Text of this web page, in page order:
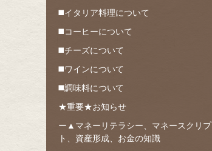
◼️イタリア料理について
◼️コーヒーについて
◼️チーズについて
◼️ワインについて
◼️調味料について
★重要★お知らせ
ー▲マネーリテラシー、マネースクリプ
ト、資産形成、お金の知識